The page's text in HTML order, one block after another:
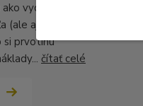
vydať knihu -
(ale aj to má
si prvotinu
čítať celé